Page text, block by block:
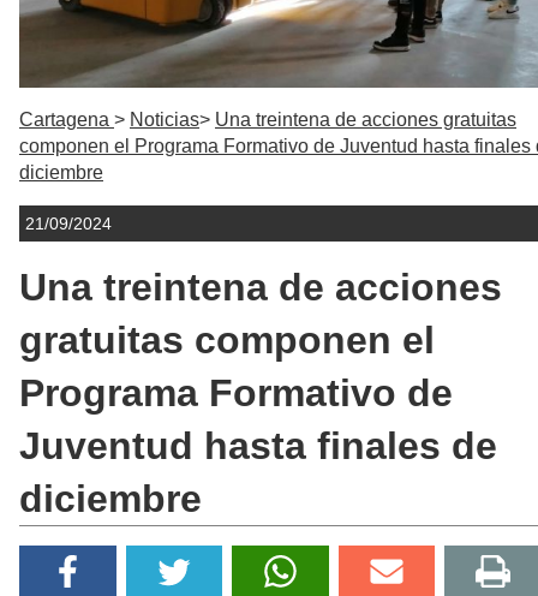
Cartagena Noticias
Una treintena de acciones gratuitas
componen el Programa Formativo de Juventud hasta finales
diciembre
21/09/2024
Una treintena de acciones
gratuitas componen el
Programa Formativo de
Juventud hasta finales de
diciembre